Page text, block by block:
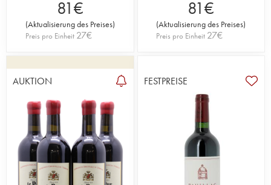
81€
(Aktualisierung des Preises)
Preis pro Einheit 27€
81€
(Aktualisierung des Preises)
Preis pro Einheit 27€
AUKTION FESTPREISE